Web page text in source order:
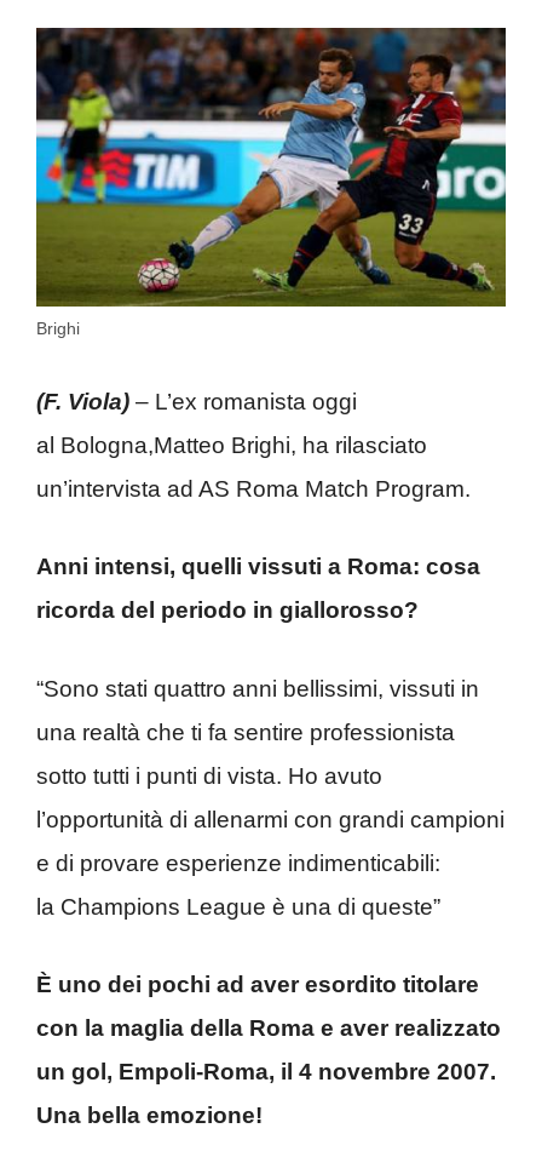
Brighi
(F. Viola) – L’ex romanista oggi
al Bologna,Matteo Brighi, ha rilasciato
un’intervista ad AS Roma Match Program.
Anni intensi, quelli vissuti a Roma: cosa
ricorda del periodo in giallorosso?
“Sono stati quattro anni bellissimi, vissuti in
una realtà che ti fa sentire professionista
sotto tutti i punti di vista. Ho avuto
l’opportunità di allenarmi con grandi campioni
e di provare esperienze indimenticabili:
la Champions League è una di queste”
È uno dei pochi ad aver esordito titolare
con la maglia della Roma e aver realizzato
un gol, Empoli-Roma, il 4 novembre 2007.
Una bella emozione!